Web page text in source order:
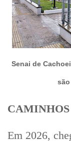
Senai de
CAMINHOS
Em 2026,